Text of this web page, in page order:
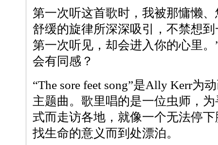
第一次听这首歌时，我被那慵懒
舒缓的旋律所深深吸引，不禁想
第一次听见，却会进入你的心里
会有同感？
“The sore feet song”是Ally Kerr为
主题曲。歌里唱的是一位虫师，
式而走访各地，就像一个无法停
找生命的意义而到处漂泊。